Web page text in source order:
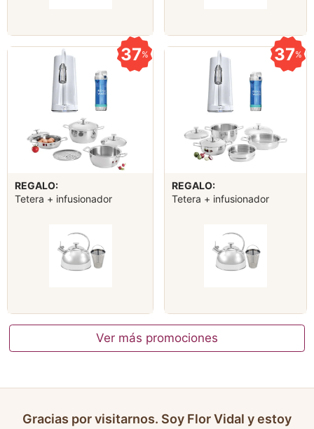
37%
REGALO:
Tetera + infusionador
37%
REGALO:
Tetera + infusionador
Ver más promociones
Gracias por visitarnos. Soy Flor Vidal y estoy